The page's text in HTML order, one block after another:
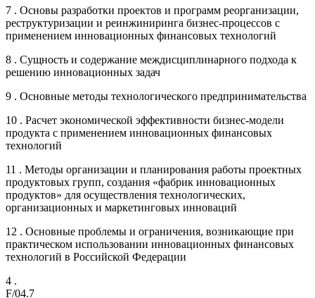
7 . Основы разработки проектов и программ реорганизации,
реструктуризации и реинжиниринга бизнес-процессов с
применением инновационных финансовых технологий
8 . Сущность и содержание междисциплинарного подхода к
решению инновационных задач
9 . Основные методы технологического предпринимательства
10 . Расчет экономической эффективности бизнес-модели
продукта с применением инновационных финансовых
технологий
11 . Методы организации и планирования работы проектных
продуктовых групп, создания «фабрик инновационных
продуктов» для осуществления технологических,
организационных и маркетинговых инноваций
12 . Основные проблемы и ограничения, возникающие при
практическом использовании инновационных финансовых
технологий в Российской Федерации
4 .
F/04.7